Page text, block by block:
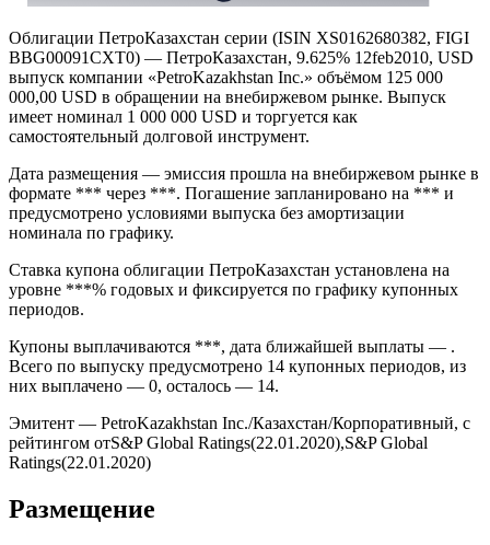
Облигации ПетроКазахстан серии (ISIN XS0162680382, FIGI
BBG00091CXT0) — ПетроКазахстан, 9.625% 12feb2010, USD
выпуск компании «PetroKazakhstan Inc.» объёмом 125 000
000,00 USD в обращении на внебиржевом рынке. Выпуск
имеет номинал 1 000 000 USD и торгуется как
самостоятельный долговой инструмент.
Дата размещения — эмиссия прошла на внебиржевом рынке в
формате *** через ***. Погашение запланировано на *** и
предусмотрено условиями выпуска без амортизации
номинала по графику.
Ставка купона облигации ПетроКазахстан установлена на
уровне ***% годовых и фиксируется по графику купонных
периодов.
Купоны выплачиваются ***, дата ближайшей выплаты — .
Всего по выпуску предусмотрено 14 купонных периодов, из
них выплачено — 0, осталось — 14.
Эмитент — PetroKazakhstan Inc./Казахстан/Корпоративный, с
рейтингом отS&P Global Ratings(22.01.2020),S&P Global
Ratings(22.01.2020)
Размещение